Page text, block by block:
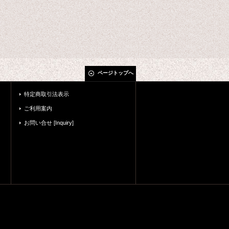
ページトップへ
特定商取引法表示
ご利用案内
お問い合せ [Inquiry]